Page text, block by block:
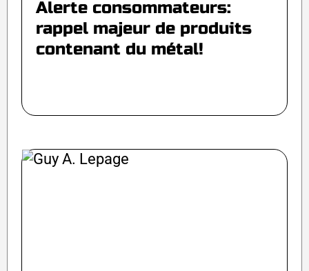
Alerte consommateurs:
rappel majeur de produits
contenant du métal!